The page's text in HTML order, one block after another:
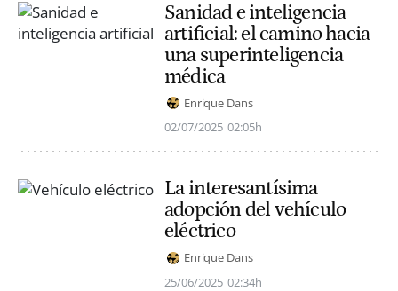
Sanidad e inteligencia
artificial: el camino hacia
una superinteligencia
médica
Enrique Dans
02/07/2025 02:05h
La interesantísima
adopción del vehículo
eléctrico
Enrique Dans
25/06/2025 02:34h